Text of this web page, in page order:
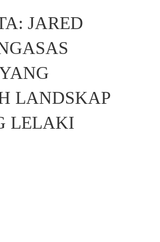
JARED
LANDSKAP
LELAKI